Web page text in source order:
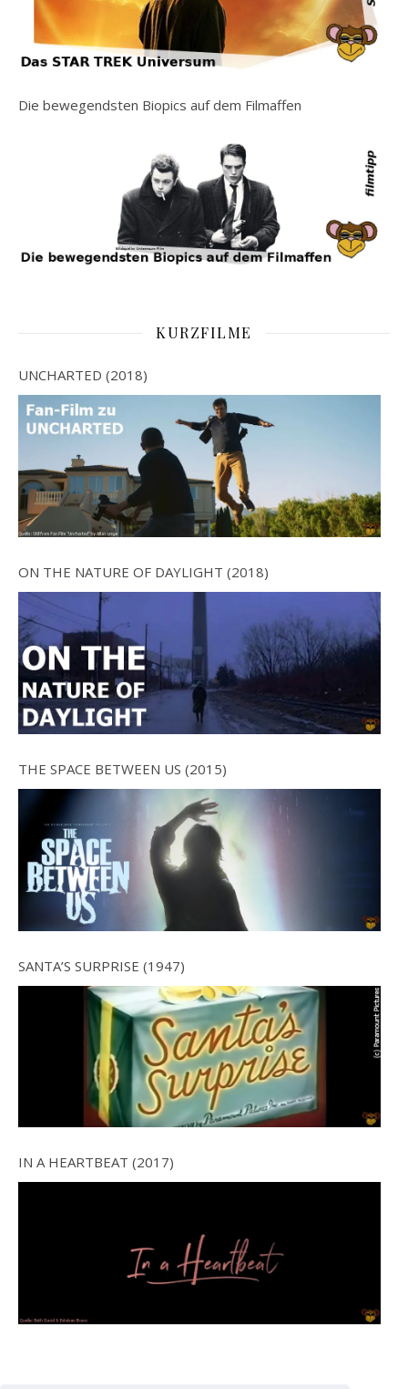
Die bewegendsten Biopics auf dem Filmaffen
KURZFILME
UNCHARTED (2018)
ON THE NATURE OF DAYLIGHT (2018)
THE SPACE BETWEEN US (2015)
SANTA’S SURPRISE (1947)
IN A HEARTBEAT (2017)